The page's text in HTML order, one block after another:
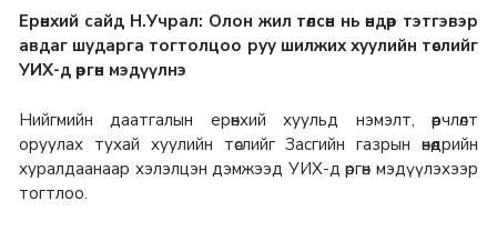
Ерөнхий сайд Н.Учрал: Олон жил төлсөн нь өндөр тэтгэвэр
авдаг шударга тогтолцоо руу шилжих хуулийн төслийг
УИХ-д өргөн мэдүүлнэ
Нийгмийн даатгалын ерөнхий хуульд нэмэлт, өөрчлөлт
оруулах тухай хуулийн төслийг Засгийн газрын өнөөдрийн
хуралдаанаар хэлэлцэн дэмжээд УИХ-д өргөн мэдүүлэхээр
тогтлоо.